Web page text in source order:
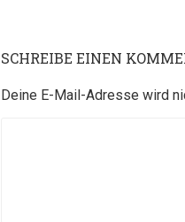
SCHREIBE EINEN
Deine E-Mail-Adresse wird